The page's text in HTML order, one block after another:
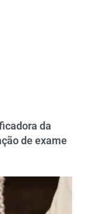
da
de exame